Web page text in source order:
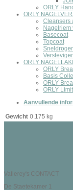
ORLY
ORLY
Cleansers
Nagelriem
Basecoat
Topcoat
ORLY
ORLY
Basis
ORLY
ORLY
Aanvullende
Gewicht 0.175 kg
Vallerey's CONTACT
De Staetekamer 1